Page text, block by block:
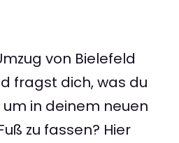
von Bielefeld
fragst dich, was du
in deinem neuen
zu fassen? Hier